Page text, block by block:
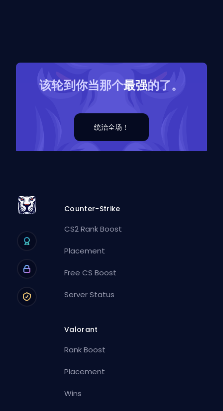
该轮到你当那个最强的了。
统治全场！
Counter-Strike
CS2 Rank Boost
Placement
Free CS Boost
Server Status
Valorant
Rank Boost
Placement
Wins